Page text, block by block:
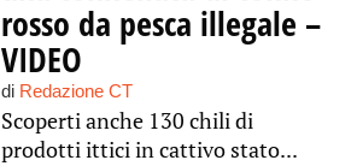
rosso da pesca illegale –
VIDEO
di Redazione CT
Scoperti anche 130 chili di
prodotti ittici in cattivo stato...